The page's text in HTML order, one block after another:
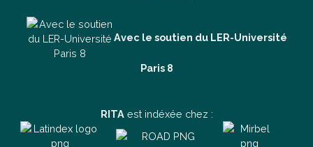
Avec le soutien du LER-Université
Paris 8
RITAest indéxée chez :